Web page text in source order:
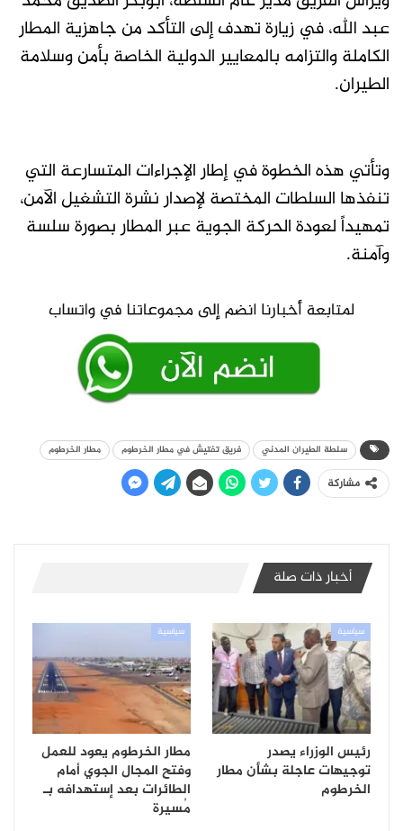
عبد الله، في زيارة تهدف إلى التأكد من جاهزية المطار
الكاملة والتزامه بالمعايير الدولية الخاصة بأمن وسلامة
الطيران.
وتأتي هذه الخطوة في إطار الإجراءات المتسارعة التي
تنفذها السلطات المختصة لإصدار نشرة التشغيل الآمن،
تمهيداً لعودة الحركة الجوية عبر المطار بصورة سلسة
وآمنة.
سلطة الطيران المدني فريق تفتيش في مطار الخرطوم مطار الخرطوم
مشاركة
أخبار ذات صلة
سياسية
رئيس الوزراء يصدر
توجيهات عاجلة بشأن مطار
الخرطوم
سياسية
مطار الخرطوم يعود للعمل
وفتح المجال الجوي أمام
الطائرات بعد إستهدافه بـ
مُسيرة